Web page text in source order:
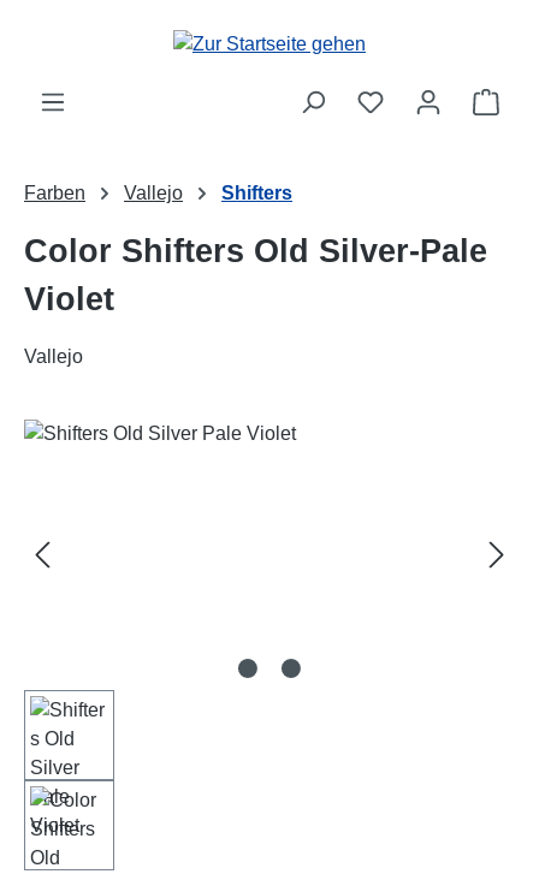
Zum Hauptinhalt springen
Farben Vallejo Shifters
Color Shifters Old Silver-Pale
Violet
Vallejo
Bildergalerie überspringen